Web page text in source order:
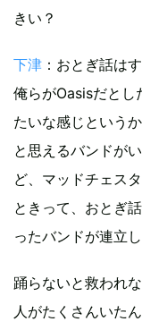
きい？
下津 ：おとぎ話は
俺らがOasisだと
たいな感じという
と思えるバンドが
ど、マッドチェス
ときって、おとぎ
ったバンドが連立
踊らないと救われ
人がたくさんいた